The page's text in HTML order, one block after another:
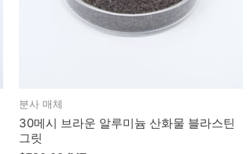
분사 매체
30메시 브라운 알루미늄 산화물 블라스틴
그릿